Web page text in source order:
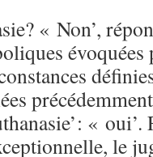
« Non’,
évoquées
«
le